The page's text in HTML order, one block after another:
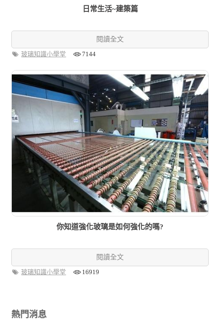
日常生活~建築篇
閱讀全文
玻璃知識小學堂
7144
你知道強化玻璃是如何強化的嗎?
閱讀全文
玻璃知識小學堂
16919
熱門消息